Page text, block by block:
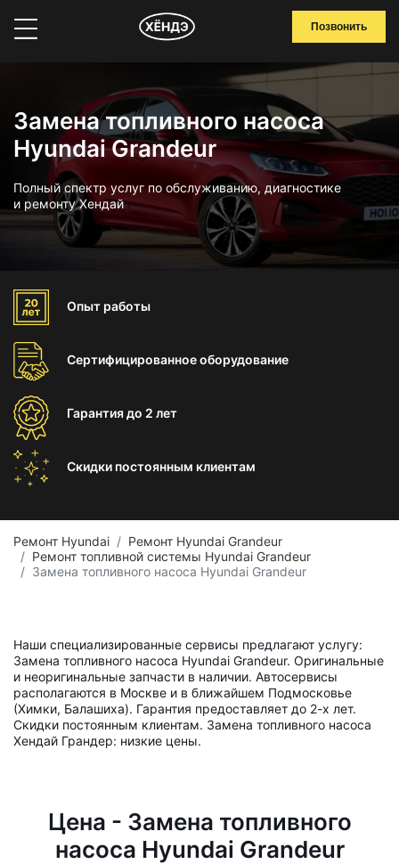
Позвонить
Замена топливного насоса
Hyundai Grandeur
Полный спектр услуг по обслуживанию, диагностике
и ремонту Хендай
Опыт работы
Сертифицированноеоборудование
Гарантиядо 2 лет
Скидки постоянным клиентам
Ремонт Hyundai
Ремонт Hyundai Grandeur
Ремонт топливной системы Hyundai Grandeur
Замена топливного насоса Hyundai Grandeur
Наши специализированные сервисы предлагают услугу:
Замена топливного насоса Hyundai Grandeur. Оригинальные
и неоригинальные запчасти в наличии. Автосервисы
располагаются в Москве и в ближайшем Подмосковье
(Химки, Балашиха). Гарантия предоставляет до 2-х лет.
Скидки постоянным клиентам. Замена топливного насоса
Хендай Грандер: низкие цены.
Цена - Замена топливного
насоса Hyundai Grandeur